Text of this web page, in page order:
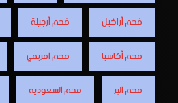
فحم أراكيل
فحم أرجيلة
فحم أكاسيا
فحم افريقي
فحم البر
فحم السعودية